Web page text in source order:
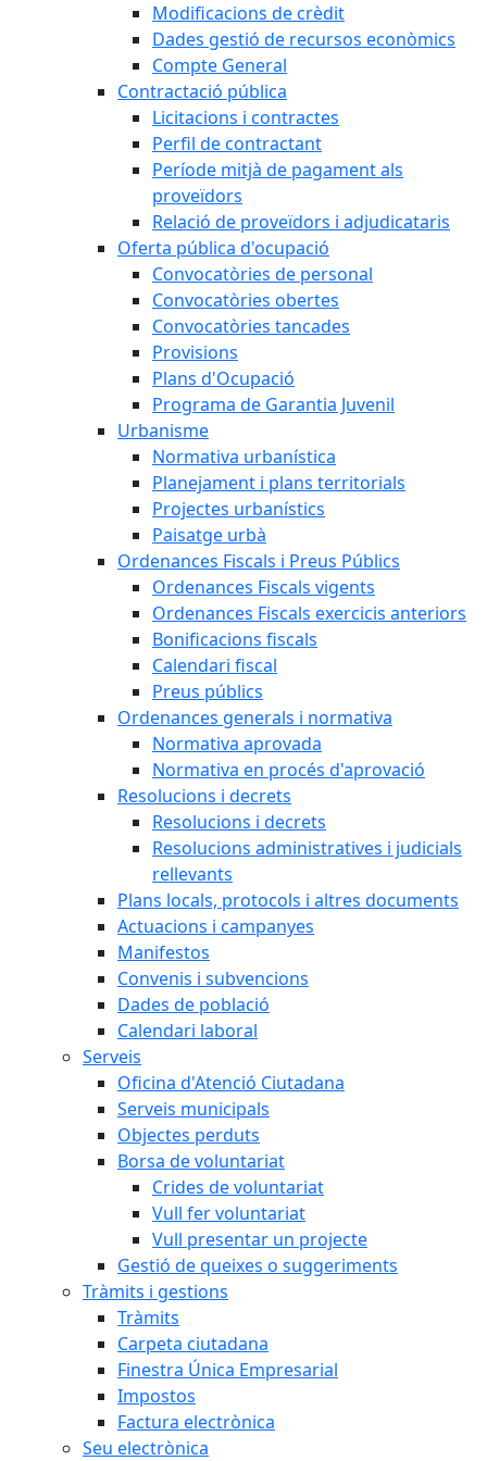
Modificacions de crèdit
Dades gestió de recursos econòmics
Compte General
Contractació pública
Licitacions i contractes
Perfil de contractant
Període mitjà de pagament als
proveïdors
Relació de proveïdors i adjudicataris
Oferta pública d'ocupació
Convocatòries de personal
Convocatòries obertes
Convocatòries tancades
Provisions
Plans d'Ocupació
Programa de Garantia Juvenil
Urbanisme
Normativa urbanística
Planejament i plans territorials
Projectes urbanístics
Paisatge urbà
Ordenances Fiscals i Preus Públics
Ordenances Fiscals vigents
Ordenances Fiscals exercicis anteriors
Bonificacions fiscals
Calendari fiscal
Preus públics
Ordenances generals i normativa
Normativa aprovada
Normativa en procés d'aprovació
Resolucions i decrets
Resolucions i decrets
Resolucions administratives i judicials
rellevants
Plans locals, protocols i altres documents
Actuacions i campanyes
Manifestos
Convenis i subvencions
Dades de població
Calendari laboral
Serveis
Oficina d'Atenció Ciutadana
Serveis municipals
Objectes perduts
Borsa de voluntariat
Crides de voluntariat
Vull fer voluntariat
Vull presentar un projecte
Gestió de queixes o suggeriments
Tràmits i gestions
Tràmits
Carpeta ciutadana
Finestra Única Empresarial
Impostos
Factura electrònica
Seu electrònica